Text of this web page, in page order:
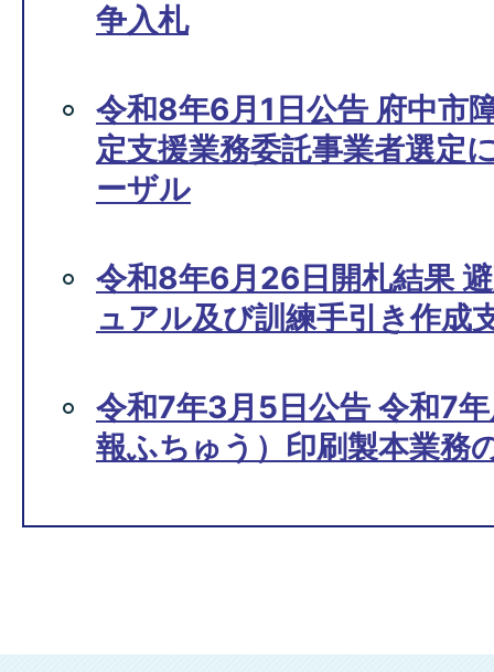
争入札
令和8年6月1日公告 府中市
定支援業務委託事業者選定
ーザル
令和8年6月26日開札結果
ュアル及び訓練手引き作成
令和7年3月5日公告 令和7
報ふちゅう）印刷製本業務